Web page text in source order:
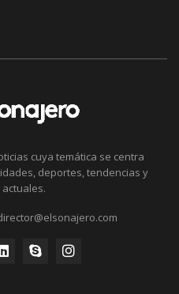
cuya temática se centra
deportes, tendencias y